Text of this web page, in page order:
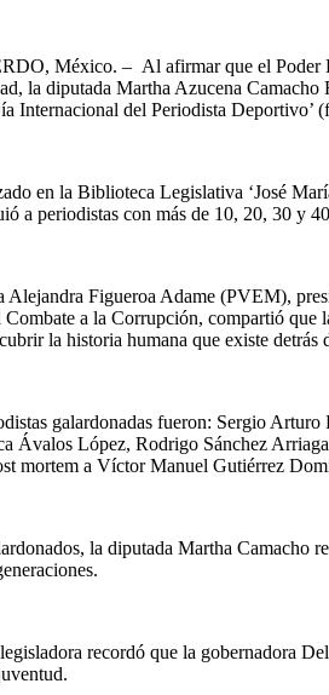
México. – Al afirmar que el Poder
la diputada Martha Azucena
Internacional del Periodista Deportivo’
en la Biblioteca Legislativa ‘José
a periodistas con más de 10, 20, 30 y
Alejandra Figueroa Adame (PVEM),
a la Corrupción, compartió que
la historia humana que existe detrás
galardonadas fueron: Sergio
Ávalos López, Rodrigo Sánchez
mortem a Víctor Manuel Gutiérrez
la diputada Martha Camacho
recordó que la gobernadora